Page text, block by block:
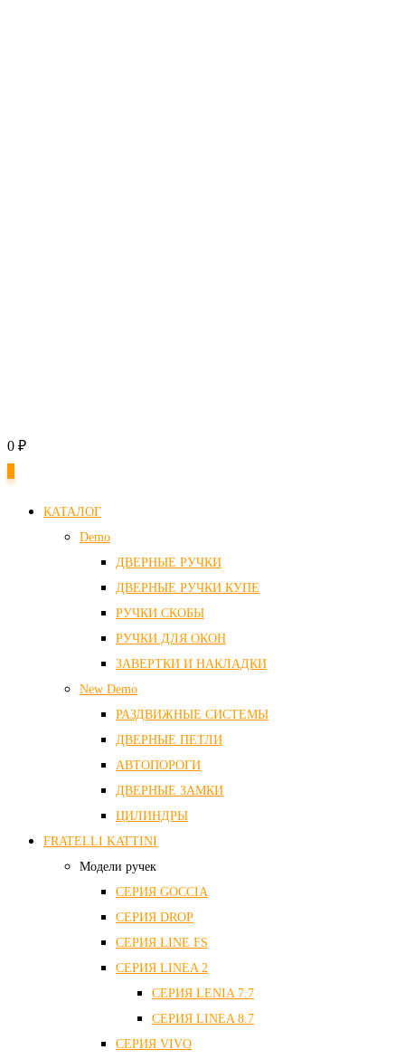
0 ₽
КАТАЛОГ
Demo
ДВЕРНЫЕ РУЧКИ
ДВЕРНЫЕ РУЧКИ КУПЕ
РУЧКИ СКОБЫ
РУЧКИ ДЛЯ ОКОН
ЗАВЕРТКИ И НАКЛАДКИ
New Demo
РАЗДВИЖНЫЕ СИСТЕМЫ
ДВЕРНЫЕ ПЕТЛИ
АВТОПОРОГИ
ДВЕРНЫЕ ЗАМКИ
ЦИЛИНДРЫ
FRATELLI KATTINI
Модели ручек
СЕРИЯ GOCCIA
СЕРИЯ DROP
СЕРИЯ LINE FS
СЕРИЯ LINEA 2
СЕРИЯ LENIA 7.7
СЕРИЯ LINEA 8.7
СЕРИЯ VIVO